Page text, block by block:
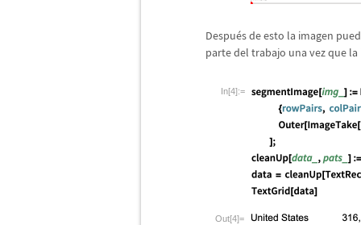
Después de esto la imagen
parte del trabajo una vez que
In[4]:=
Out[4]=